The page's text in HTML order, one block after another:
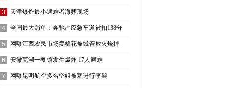
天津爆炸最小遇难者海葬现场
全国最大罚单：奔驰占应急车道被扣138分
网曝江西农民市场卖棉花被城管放火烧掉
安徽芜湖一餐馆发生爆炸 17人遇难
网曝昆明航空多名空姐被塞进行李架